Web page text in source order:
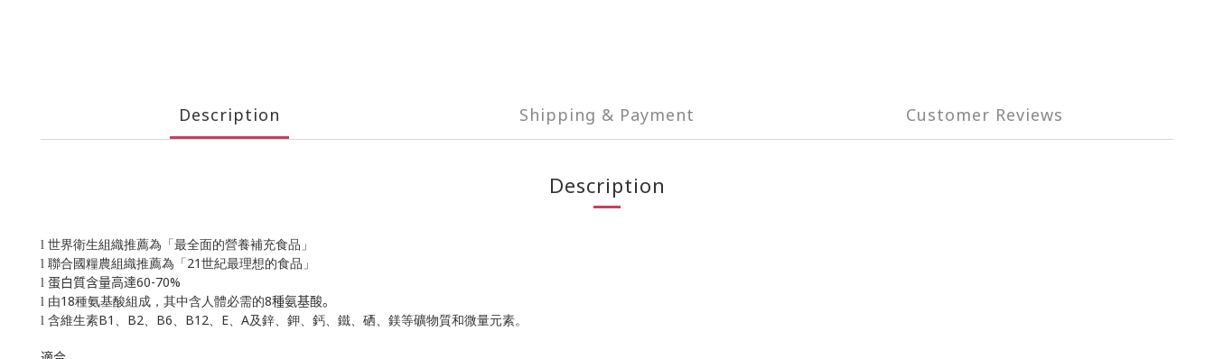
Description Shipping & Payment Customer Reviews
Description
l 世界衛生組織推薦為「最全面的營養補充食品」
l 聯合國糧農組織推薦為「 21 世紀最理想的食品」
l 蛋白質含量高達60-70%
l 由18種氨基酸組成，其中含人體必需的8種氨基酸。
l 含維生素B1 、 B2、 B6、 B12、 E、 A及鋅、鉀、鈣、鐵、硒、鎂等礦物質和微量元素。